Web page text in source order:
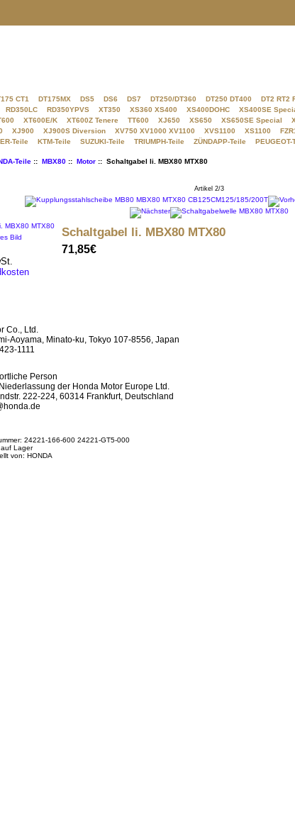
CT1 DT175MX DS5 DS6 DS7 DT250/DT360 DT250 DT400 DT2 RT2
RD350LC RD350YPVS XT350 XS360 XS400 XS400DOHC XS400SE
XT600E/K XT600Z Tenere TT600 XJ650 XS650 XS650SE Special
XJ900 XJ900S Diversion XV750 XV1000 XV1100 XVS1100 XS1100
Teile KTM-Teile SUZUKI-Teile TRIUMPH-Teile ZÜNDAPP-Teile PEUGEOT-
Teile:: MBX80:: Motor:: Schaltgabel li. MBX80 MTX80
Artikel 2/3
Bild Schaltgabel li. MBX80 MTX80
71,85€
Co., Ltd.
Aoyama, Minato-ku, Tokyo 107-8556, Japan
1111
Person
der Honda Motor Europe Ltd.
222-224, 60314 Frankfurt, Deutschland
24221-166-600 24221-GT5-000
Lager
von: HONDA